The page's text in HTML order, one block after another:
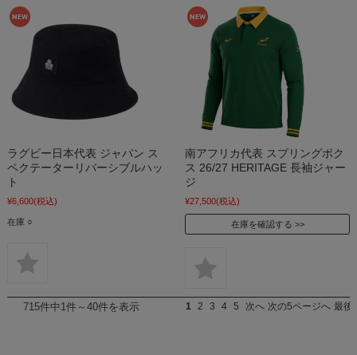
ラグビー日本代表 ジャパン ス
ペクテーターリバーシブルハッ
ト
¥6,600(税込)
在庫 ○
南アフリカ代表 スプリングボク
ス 26/27 HERITAGE 長袖ジャー
ジ
¥27,500(税込)
在庫を確認する
715件中1件～40件を表示 1 2 3 4 5 次へ 次の5ページへ 最後